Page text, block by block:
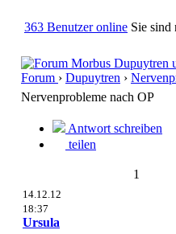
363 Benutzer online Sie sind
Forum › Dupuytren ›
Nervenprobleme nach OP
Antwort schreiben
teilen
1
14.12.12
18:37
Ursula